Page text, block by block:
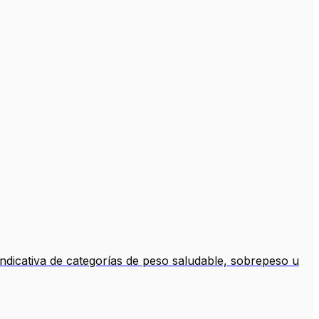
de categorías de peso saludable, sobrepeso u